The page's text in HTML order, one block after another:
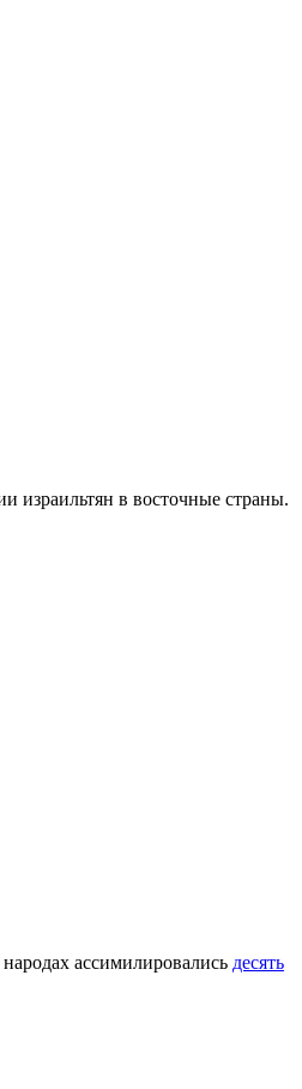
израильтян в восточные страны.
ассимилировались десять